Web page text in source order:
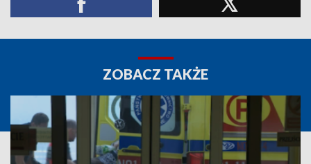
ZOBACZ TAKŻE